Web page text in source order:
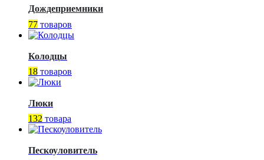
Дождеприемники
77 товаров
Колодцы
18 товаров
Люки
132 товара
Пескоуловитель